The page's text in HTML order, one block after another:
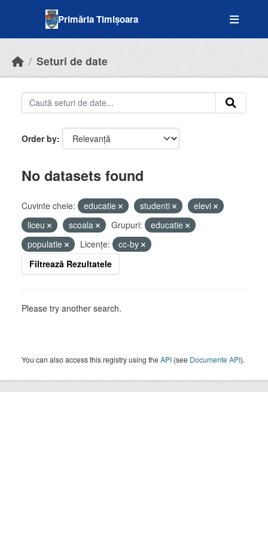
Primăria Timișoara
Seturi de date
Order by
No datasets found
Cuvinte cheie: educatie studenti
elevi
liceu
scoala Grupuri:
educatie
populatie
Licenţe:
cc-by
Filtrează Rezultatele
Please try another search.
You can also access this registry using theAPI (see Documente API).